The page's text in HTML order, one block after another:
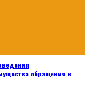
обращения к